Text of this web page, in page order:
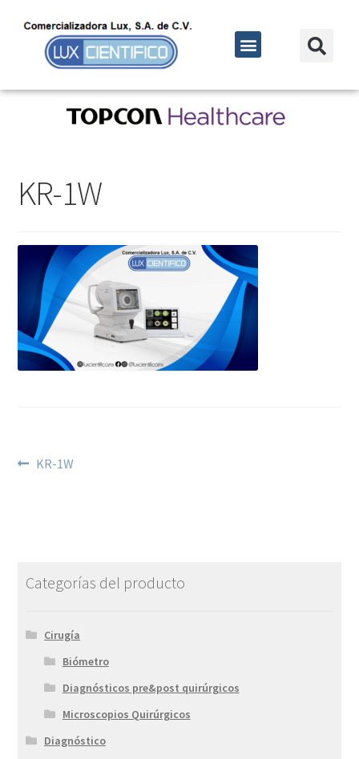
KR-1W
KR-1W
Categorías del producto
Cirugía
Biómetro
Diagnósticos pre&post quirúrgicos
Microscopios Quirúrgicos
Diagnóstico